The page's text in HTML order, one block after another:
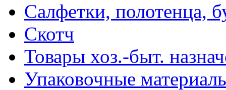
Салфетки, полотенца,
Скотч
Товары хоз.-быт.
Упаковочные